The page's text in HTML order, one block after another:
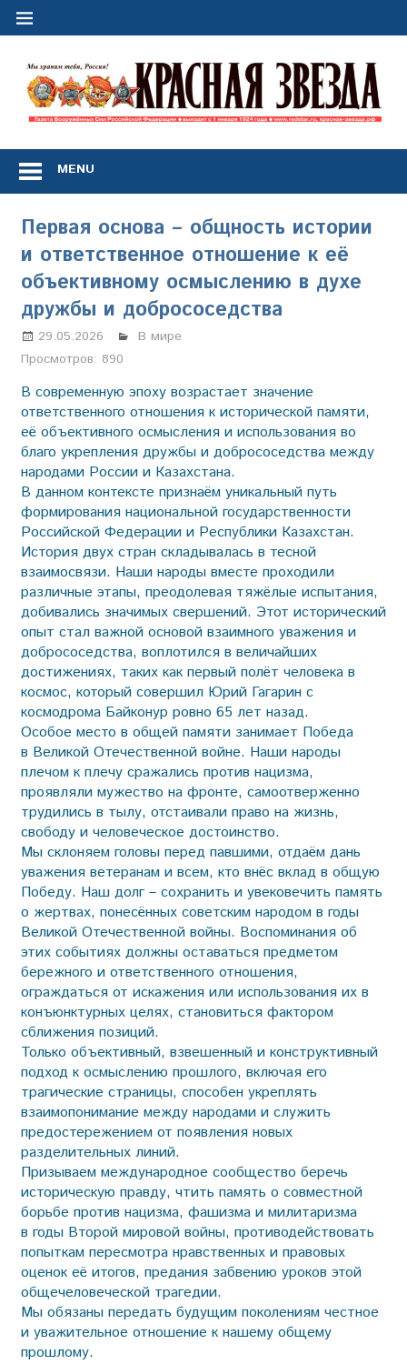
Перейти
Сил
Российской
Федерации
*
выходит
1
января
1924
MENU
Первая основа – общность истории
и ответственное отношение к её
объективному осмыслению в духе
дружбы и добрососедства
29.05.2026 Марина Щербакова
В мире
Просмотров: 890
В современную эпоху возрастает значение
ответственного отношения к исторической памяти,
её объективного осмысления и использования во
благо укрепления дружбы и добрососедства между
народами России и Казахстана.
В данном контексте признаём уникальный путь
формирования национальной государственности
Российской Федерации и Республики Казахстан.
История двух стран складывалась в тесной
взаимосвязи. Наши народы вместе проходили
различные этапы, преодолевая тяжёлые испытания,
добивались значимых свершений. Этот исторический
опыт стал важной основой взаимного уважения и
добрососедства, воплотился в величайших
достижениях, таких как первый полёт человека в
космос, который совершил Юрий Гагарин с
космодрома Байконур ровно 65 лет назад.
Особое место в общей памяти занимает Победа
в Великой Отечественной войне. Наши народы
плечом к плечу сражались против нацизма,
проявляли мужество на фронте, самоотверженно
трудились в тылу, отстаивали право на жизнь,
свободу и человеческое достоинство.
Мы склоняем головы перед павшими, отдаём дань
уважения ветеранам и всем, кто внёс вклад в общую
Победу. Наш долг – сохранить и увековечить память
о жертвах, понесённых советским народом в годы
Великой Отечественной войны. Воспоминания об
этих событиях должны оставаться предметом
бережного и ответственного отношения,
ограждаться от искажения или использования их в
конъюнктурных целях, становиться фактором
сближения позиций.
Только объективный, взвешенный и конструктивный
подход к осмыслению прошлого, включая его
трагические страницы, способен укреплять
взаимопонимание между народами и служить
предостережением от появления новых
разделительных линий.
Призываем международное сообщество беречь
историческую правду, чтить память о совместной
борьбе против нацизма, фашизма и милитаризма
в годы Второй мировой войны, противодействовать
попыткам пересмотра нравственных и правовых
оценок её итогов, предания забвению уроков этой
общечеловеческой трагедии.
Мы обязаны передать будущим поколениям честное
и уважительное отношение к нашему общему
прошлому.